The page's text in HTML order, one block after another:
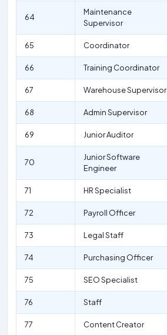
64
Maintenance
Supervisor
65 Coordinator
66 Training Coordinator
67 Warehouse Supervisor
68 Admin Supervisor
69 Junior Auditor
70
Junior Software
Engineer
71 HR Specialist
72 Payroll Officer
73 Legal Staff
74 Purchasing Officer
75 SEO Specialist
76 Staff
77 Content Creator